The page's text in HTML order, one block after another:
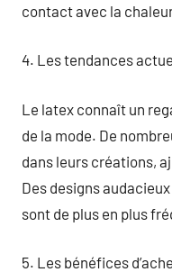
contact avec la
4. Les tendances
Le latex connaît un
de la mode. De
dans leurs créations,
Des designs
sont de plus en plus
5. Les bénéfices